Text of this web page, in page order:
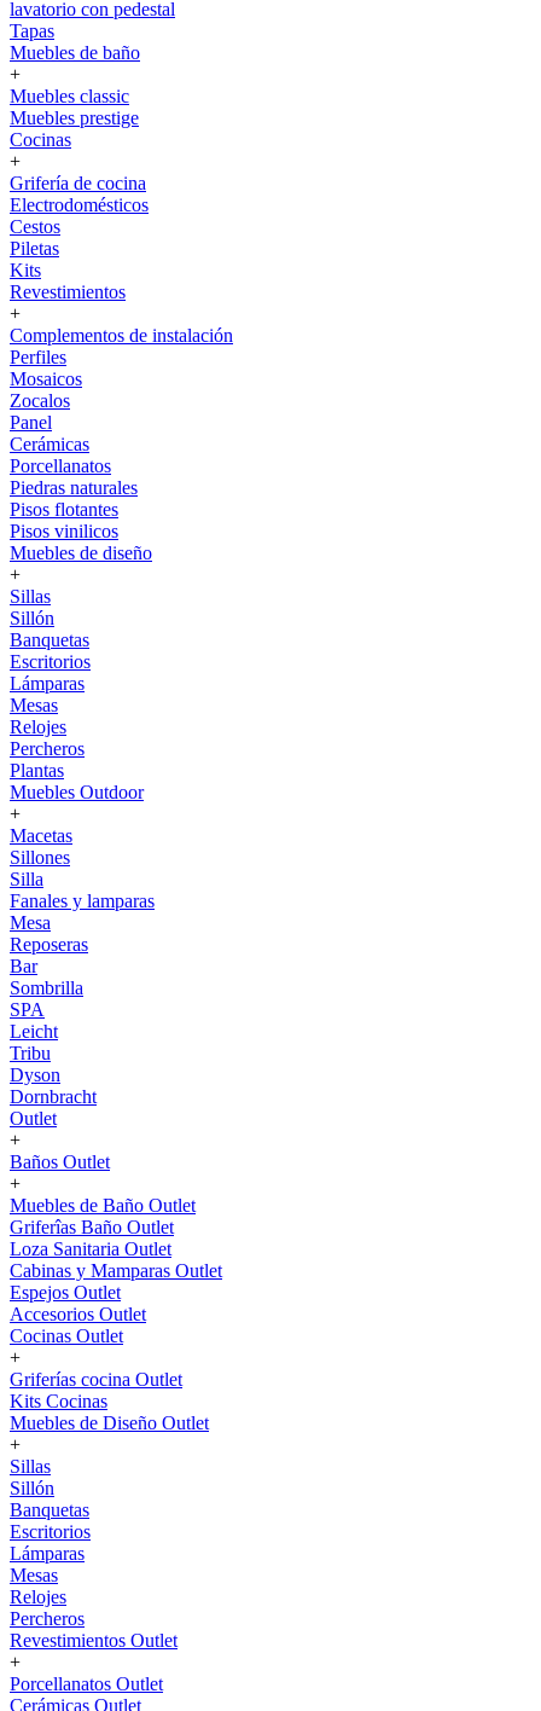
lavatorio con pedestal
Tapas
Muebles de baño
+
Muebles classic
Muebles prestige
Cocinas
+
Grifería de cocina
Electrodomésticos
Cestos
Piletas
Kits
Revestimientos
+
Complementos de instalación
Perfiles
Mosaicos
Zocalos
Panel
Cerámicas
Porcellanatos
Piedras naturales
Pisos flotantes
Pisos vinilicos
Muebles de diseño
+
Sillas
Sillón
Banquetas
Escritorios
Lámparas
Mesas
Relojes
Percheros
Plantas
Muebles Outdoor
+
Macetas
Sillones
Silla
Fanales y lamparas
Mesa
Reposeras
Bar
Sombrilla
SPA
Leicht
Tribu
Dyson
Dornbracht
Outlet
+
Baños Outlet
+
Muebles de Baño Outlet
Griferîas Baño Outlet
Loza Sanitaria Outlet
Cabinas y Mamparas Outlet
Espejos Outlet
Accesorios Outlet
Cocinas Outlet
+
Griferías cocina Outlet
Kits Cocinas
Muebles de Diseño Outlet
+
Sillas
Sillón
Banquetas
Escritorios
Lámparas
Mesas
Relojes
Percheros
Revestimientos Outlet
+
Porcellanatos Outlet
Cerámicas Outlet